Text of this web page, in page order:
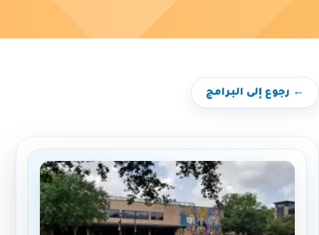
← رجوع إلى البرامج